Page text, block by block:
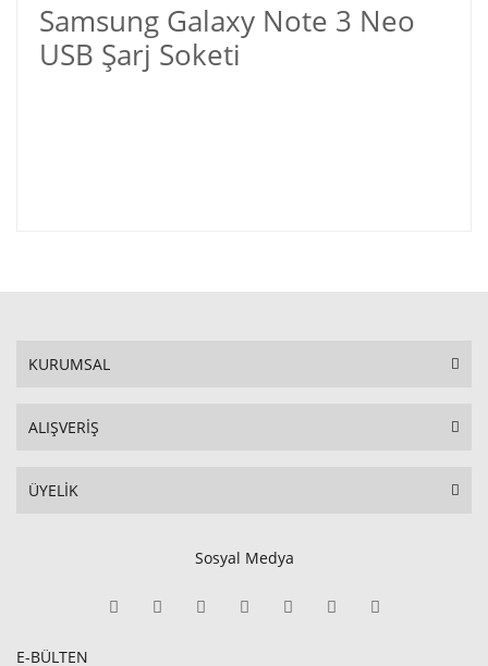
Samsung Galaxy Note 3 Neo
USB Şarj Soketi
KURUMSAL
ALIŞVERİŞ
ÜYELİK
Sosyal Medya
E-BÜLTEN